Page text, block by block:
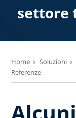
settore
Home Soluzioni
Referenze